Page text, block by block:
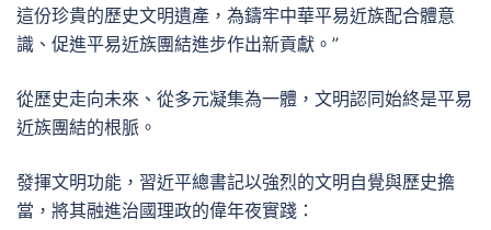
這份珍貴的歷史文明遺產，為鑄牢中華平易近族配合體意
識、促進平易近族團結進步作出新貢獻。”
從歷史走向未來、從多元凝集為一體，文明認同始終是平易
近族團結的根脈。
發揮文明功能，習近平總書記以強烈的文明自覺與歷史擔
當，將其融進治國理政的偉年夜實踐：